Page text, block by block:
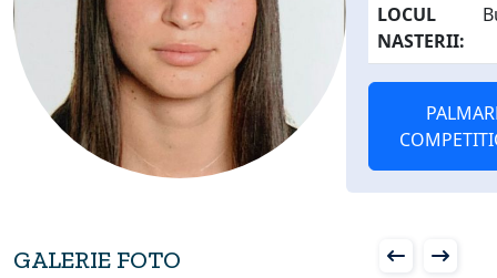
LOCUL
NASTERII:
GALERIE FOTO